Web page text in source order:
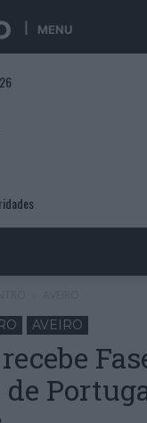
MENU
AVEIRO
de